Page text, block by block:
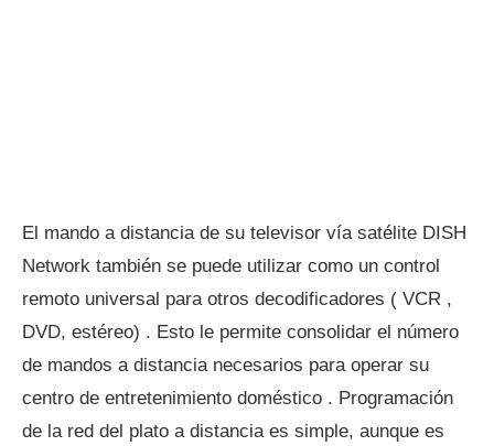
El mando a distancia de su televisor vía satélite DISH
Network también se puede utilizar como un control
remoto universal para otros decodificadores ( VCR ,
DVD, estéreo) . Esto le permite consolidar el número
de mandos a distancia necesarios para operar su
centro de entretenimiento doméstico . Programación
de la red del plato a distancia es simple, aunque es